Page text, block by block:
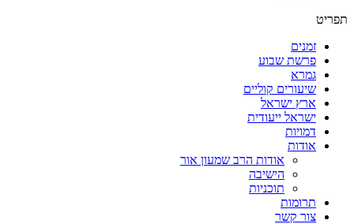
תפריט
זמנים
פרשת שבוע
גמרא
שיעורים קוליים
ארץ ישראל
ישראל ייעודית
דמויות
אודות
אודות הרב שמעון אור
הישיבה
תוכניות
תרומות
צור קשר